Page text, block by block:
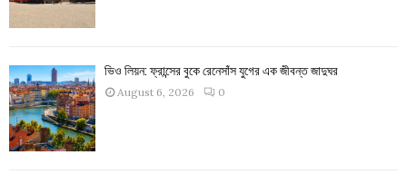
ভিও লিয়ন: ফ্রান্সের বুকে রেনেসাঁস যুগের এক জীবন্ত জাদুঘর
August 6, 2026 0